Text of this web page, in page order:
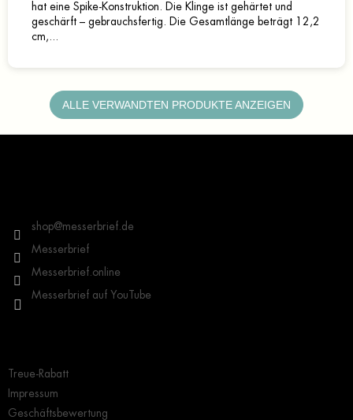
hat eine Spike-Konstruktion. Die Klinge ist gehärtet und
geschärft – gebrauchsfertig. Die Gesamtlänge beträgt 12,2
cm,...
ALLE VERWANDTEN PRODUKTE ANZEIGEN
shop@messerbrief.de
Messerbrief
Messerbrief.online
Messerbrief auf YouTube
Treue-Rabatt
Impressum
Geschäftsbewertung